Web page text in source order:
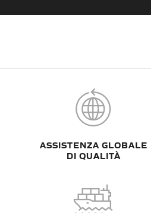
ASSISTENZA GLOBALE
DI QUALITÀ